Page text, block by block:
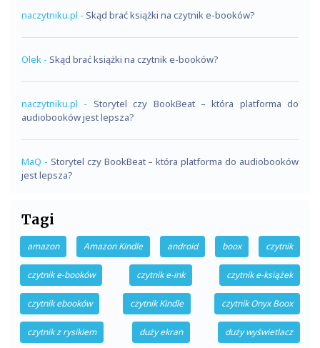
naczytniku.pl - Skąd brać książki na czytnik e-booków?
Olek - Skąd brać książki na czytnik e-booków?
naczytniku.pl - Storytel czy BookBeat – która platforma do
audiobooków jest lepsza?
MaQ - Storytel czy BookBeat – która platforma do audiobooków
jest lepsza?
Tagi
amazon Amazon Kindle android boox czytnik
czytnik e-booków czytnik e-ink czytnik e-książek
czytnik ebooków czytnik Kindle czytnik Onyx Boox
czytnik z rysikiem duży ekran duży wyświetlacz